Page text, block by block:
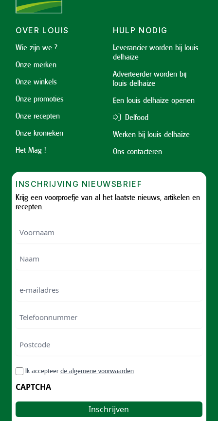
OVER LOUIS
Wie zijn we ?
Onze merken
Onze winkels
Onze promoties
Onze recepten
Onze kronieken
Het Mag !
HULP NODIG
Leverancier worden bij louis
delhaize
Adverteerder worden bij
louis delhaize
Een louis delhaize openen
Delfood
Werken bij louis delhaize
Ons contacteren
INSCHRIJVING NIEUWSBRIEF
Krijg een voorproefje van al het laatste nieuws, artikelen en
recepten.
mailadres
/
Postal
RGPDIk accepteer de algemene voorwaarden
CAPTCHA